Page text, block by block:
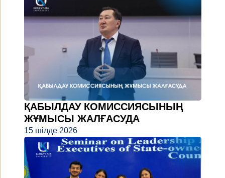
ҚАБЫЛДАУ КОМИССИЯСЫНЫҢ
ЖҰМЫСЫ ЖАЛҒАСУДА
15 шілде 2026